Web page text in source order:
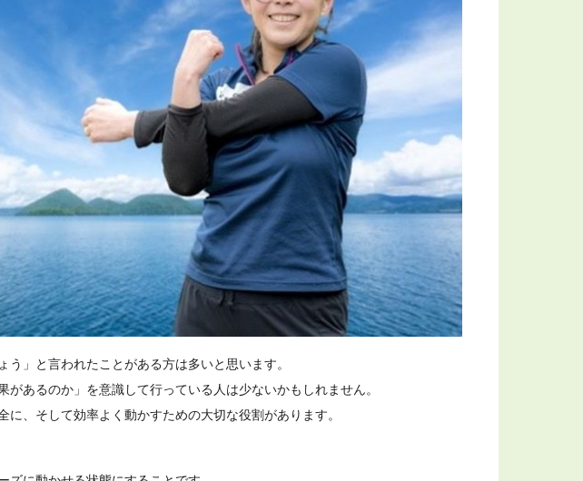
」と言われたことがある方は多いと思います。
があるのか」を意識して行っている人は少ないかもしれません。
、そして効率よく動かすための大切な役割があります。